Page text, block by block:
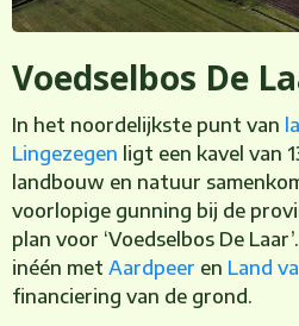
Voedselbos De
In het noordelijkste punt van
Lingezegen ligt een kavel van
landbouw en natuur
voorlopige gunning bij de
plan voor ‘Voedselbos De
inéén met Aardpeer en Land
financiering van de grond.